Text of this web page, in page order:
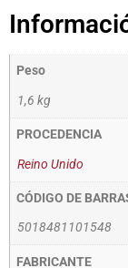
Peso
1,6 kg
PROCEDENCIA
Reino Unido
CÓDIGO DE
5018481101548
FABRICANTE